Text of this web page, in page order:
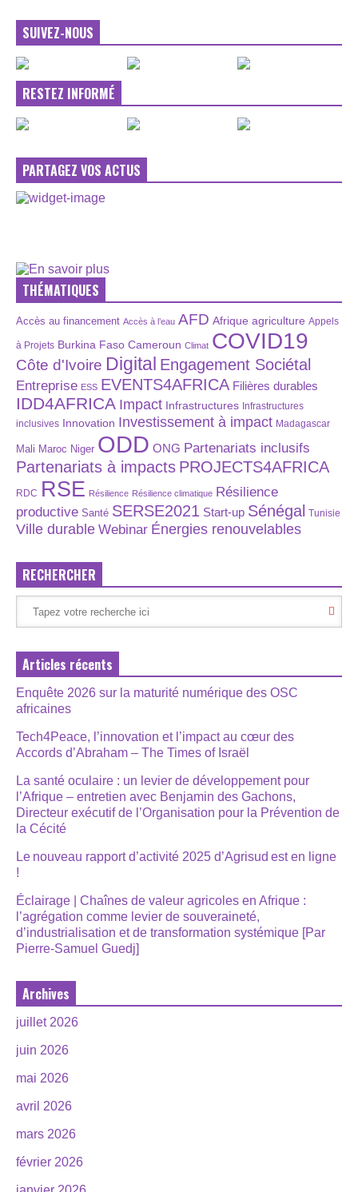
SUIVEZ-NOUS
RESTEZ INFORMÉ
PARTAGEZ VOS ACTUS
THÉMATIQUES
Accès au financement Accès à l’eau AFD Afrique agriculture Appels
à Projets Burkina Faso Cameroun Climat COVID19
Côte d'Ivoire Digital Engagement Sociétal
Entreprise ESS EVENTS4AFRICA Filières durables
IDD4AFRICA Impact Infrastructures Infrastructures
inclusives Innovation Investissement à impact Madagascar
Mali Maroc Niger ODD ONG Partenariats inclusifs
Partenariats à impacts PROJECTS4AFRICA
RDC RSE Résilience Résilience climatique Résilience
productive Santé SERSE2021 Start-up Sénégal Tunisie
Ville durable Webinar Énergies renouvelables
RECHERCHER
Articles récents
Enquête 2026 sur la maturité numérique des OSC
africaines
Tech4Peace, l’innovation et l’impact au cœur des
Accords d’Abraham – The Times of Israël
La santé oculaire : un levier de développement pour
l’Afrique – entretien avec Benjamin des Gachons,
Directeur exécutif de l’Organisation pour la Prévention de
la Cécité
Le nouveau rapport d’activité 2025 d’Agrisud est en ligne
!
Éclairage | Chaînes de valeur agricoles en Afrique :
l’agrégation comme levier de souveraineté,
d’industrialisation et de transformation systémique [Par
Pierre-Samuel Guedj]
Archives
juillet 2026
juin 2026
mai 2026
avril 2026
mars 2026
février 2026